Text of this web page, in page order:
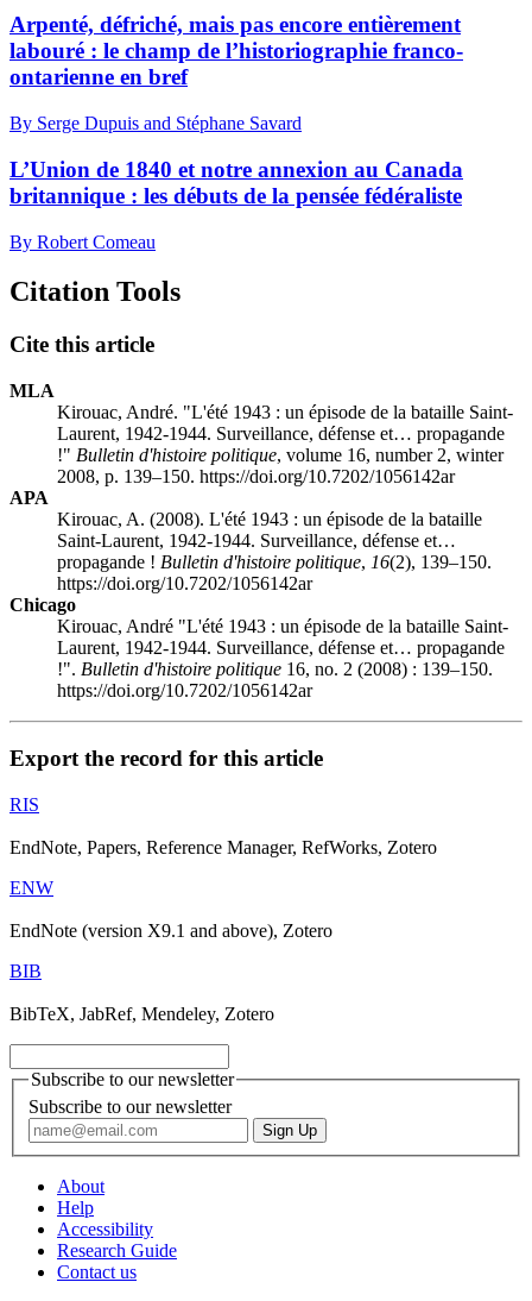
Arpenté, défriché, mais pas encore entièrement
labouré : le champ de l’historiographie franco-
ontarienne en bref
By Serge Dupuis and Stéphane Savard
L’Union de 1840 et notre annexion au Canada
britannique : les débuts de la pensée fédéraliste
By Robert Comeau
Citation Tools
Cite this article
MLA
Kirouac, André. "L'été 1943 : un épisode de la bataille Saint-
Laurent, 1942-1944. Surveillance, défense et… propagande
!" Bulletin d'histoire politique, volume 16, number 2, winter
2008, p. 139–150. https://doi.org/10.7202/1056142ar
APA
Kirouac, A. (2008). L'été 1943 : un épisode de la bataille
Saint-Laurent, 1942-1944. Surveillance, défense et…
propagande ! Bulletin d'histoire politique, 16(2), 139–150.
https://doi.org/10.7202/1056142ar
Chicago
Kirouac, André "L'été 1943 : un épisode de la bataille Saint-
Laurent, 1942-1944. Surveillance, défense et… propagande
!". Bulletin d'histoire politique 16, no. 2 (2008) : 139–150.
https://doi.org/10.7202/1056142ar
Export the record for this article
RIS
EndNote, Papers, Reference Manager, RefWorks, Zotero
ENW
EndNote (version X9.1 and above), Zotero
BIB
BibTeX, JabRef, Mendeley, Zotero
Subscribe to our newsletter
Subscribe to our newsletter
About
Help
Accessibility
Research Guide
Contact us